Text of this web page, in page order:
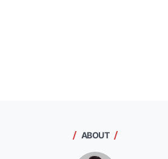
ABOUT